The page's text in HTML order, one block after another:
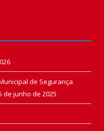
de Segurança
de junho de 2025